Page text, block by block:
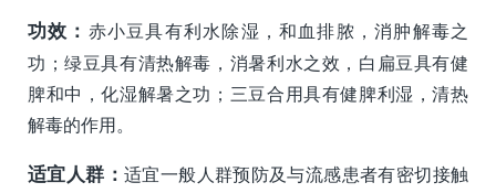
功效： 赤小豆具有利水除湿，和血排脓，消肿解毒之
功；绿豆具有清热解毒，消暑利水之效，白扁豆具有健
脾和中，化湿解暑之功；三豆合用具有健脾利湿，清热
解毒的作用。
适宜人群： 适宜一般人群预防及与流感患者有密切接触